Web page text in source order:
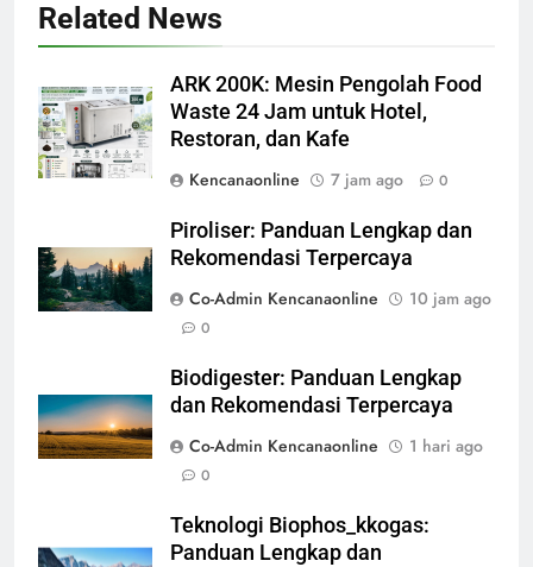
Related News
ARK 200K: Mesin Pengolah Food
Waste 24 Jam untuk Hotel,
Restoran, dan Kafe
Kencanaonline
7 jam ago 0
Piroliser: Panduan Lengkap dan
Rekomendasi Terpercaya
Co-Admin Kencanaonline
10 jam ago
0
Biodigester: Panduan Lengkap
dan Rekomendasi Terpercaya
Co-Admin Kencanaonline
1 hari ago
0
Teknologi Biophos_kkogas:
Panduan Lengkap dan